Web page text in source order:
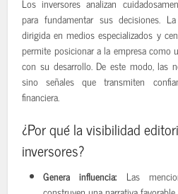
para fundamentar sus decisiones.
dirigida en medios especializados y
permite posicionar a la empresa como
con su desarrollo. De este modo, las
sino señales que transmiten
financiera.
¿Por qué la visibilidad
inversores?
Genera influencia: Las